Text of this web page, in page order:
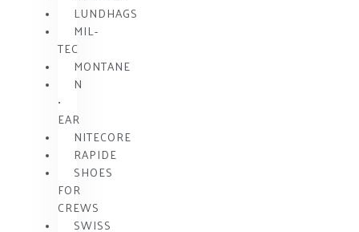
LUNDHAGS
MIL-
TEC
MONTANE
N
•
EAR
NITECORE
RAPIDE
SHOES
FOR
CREWS
SWISS